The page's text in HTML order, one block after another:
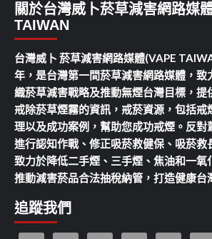
關於台灣威卜菸草減害網路媒
TAIWAN
台灣威卜 菸草減害網路媒體(VAPE
年，是台灣第一間菸草減害網路媒體，致
織菸草減害戰略及推動無煙台灣目標，提
戒除菸草煙霧的資訊，戒菸資源，包括戒
理以及成功案例，幫助您成功戒煙。反對
進行認知作戰、修正吸菸救健保、吸菸救
致力於降低二手煙、三手煙、焦油和一氧
推動減害菸品合法抽稅納管，打造健康台
追蹤我們